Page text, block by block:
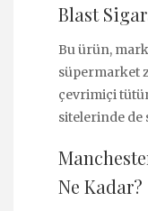
Blast
Bu ürün,
süpermarket
çevrimiçi
sitelerinde de
Ne Kadar?